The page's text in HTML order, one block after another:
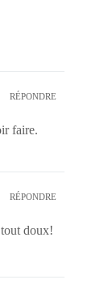
RÉPONDRE
faire.
RÉPONDRE
doux!